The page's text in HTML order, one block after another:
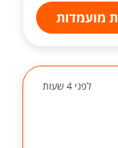
מועמדות
לפני 4 שעות